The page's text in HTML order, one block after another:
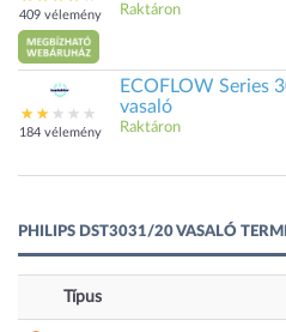
409 vélemény Raktáron
184 vélemény
ECOFLOW Series
vasaló
Raktáron
PHILIPS DST3031/20 VASALÓ
Típus